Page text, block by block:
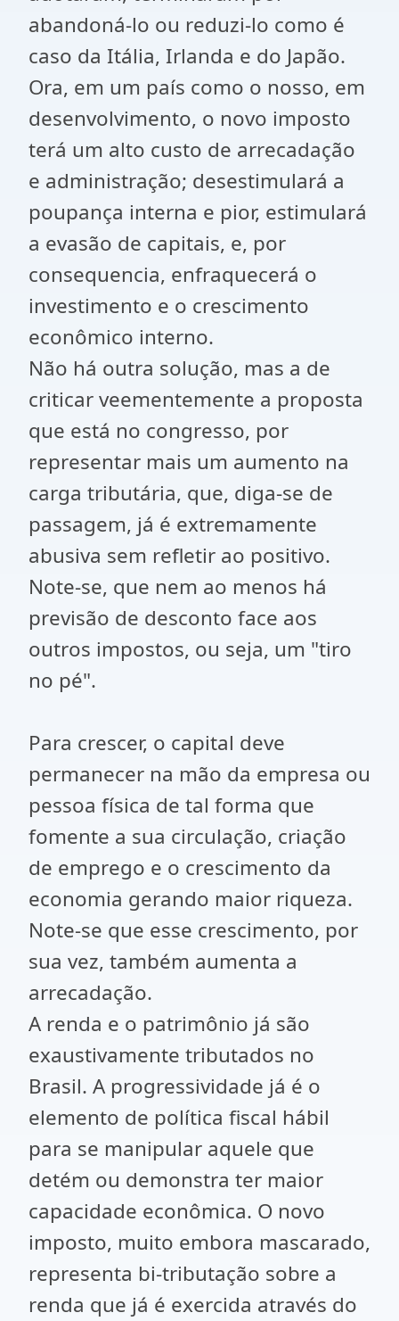
abandoná-lo ou reduzi-lo como é
caso da Itália, Irlanda e do Japão.
Ora, em um país como o nosso, em
desenvolvimento, o novo imposto
terá um alto custo de arrecadação
e administração; desestimulará a
poupança interna e pior, estimulará
a evasão de capitais, e, por
consequencia, enfraquecerá o
investimento e o crescimento
econômico interno.
Não há outra solução, mas a de
criticar veementemente a proposta
que está no congresso, por
representar mais um aumento na
carga tributária, que, diga-se de
passagem, já é extremamente
abusiva sem refletir ao positivo.
Note-se, que nem ao menos há
previsão de desconto face aos
outros impostos, ou seja, um "tiro
no pé".
Para crescer, o capital deve
permanecer na mão da empresa ou
pessoa física de tal forma que
fomente a sua circulação, criação
de emprego e o crescimento da
economia gerando maior riqueza.
Note-se que esse crescimento, por
sua vez, também aumenta a
arrecadação.
A renda e o patrimônio já são
exaustivamente tributados no
Brasil. A progressividade já é o
elemento de política fiscal hábil
para se manipular aquele que
detém ou demonstra ter maior
capacidade econômica. O novo
imposto, muito embora mascarado,
representa bi-tributação sobre a
renda que já é exercida através do